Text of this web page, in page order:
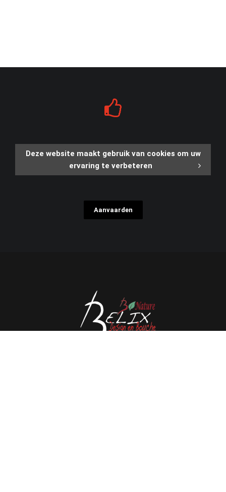
Deze website maakt gebruik van cookies om uw
ervaring te verbeteren
Aanvaarden